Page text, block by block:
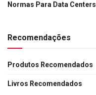
Normas Para Data Centers
Recomendações
Produtos Recomendados
Livros Recomendados